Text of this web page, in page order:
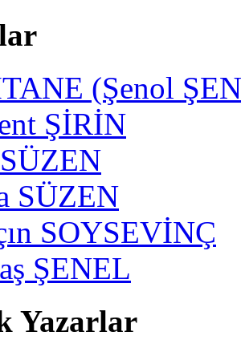
(Şenol
ŞİRİN
SÜZEN
SOYSEVİNÇ
ŞENEL
Yazarlar